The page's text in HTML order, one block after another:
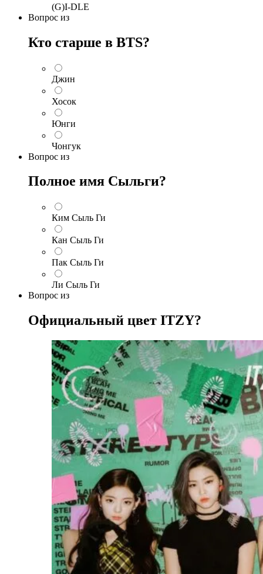
(G)I-DLE
Вопрос из
Кто старше в BTS?
Джин
Хосок
Юнги
Чонгук
Вопрос из
Полное имя Сыльги?
Ким Сыль Ги
Кан Сыль Ги
Пак Сыль Ги
Ли Сыль Ги
Вопрос из
Официальный цвет ITZY?